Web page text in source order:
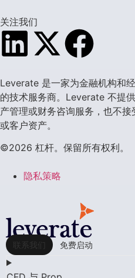
关注我们
Leverate 是一家为金融机构和
的技术服务商。Leverate 不提
产管理或财务咨询服务，也不
或客户资产。
©2026 杠杆。保留所有权利。
隐私策略
联系我们 免费启动